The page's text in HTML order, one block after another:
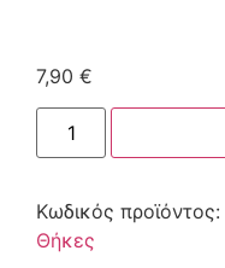
7,90 €
Κωδικός προϊόντος:
Θήκες